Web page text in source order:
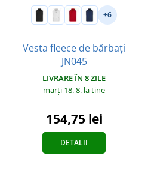
+6
Vesta fleece de bărbați
JN045
LIVRARE ÎN 8 ZILE
marți 18. 8. la tine
154,75 lei
DETALII